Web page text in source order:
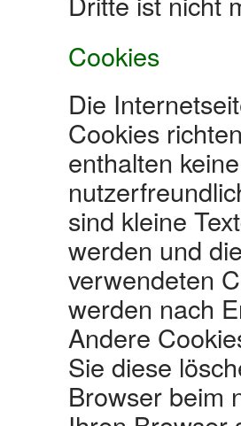
Cookies
Die
Cookies
enthalten
sind kleine
werden und
verwendeten
werden nach
Andere
Sie diese
Browser beim